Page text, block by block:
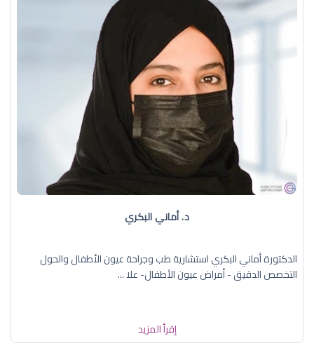
د. أماني البكري
الدكتورة أماني البكري استشارية طب وجراحة عيون الأطفال والحول
التخصص الدقيق - أمراض عيون الأطفال- علا ...
إقرأ المزيد